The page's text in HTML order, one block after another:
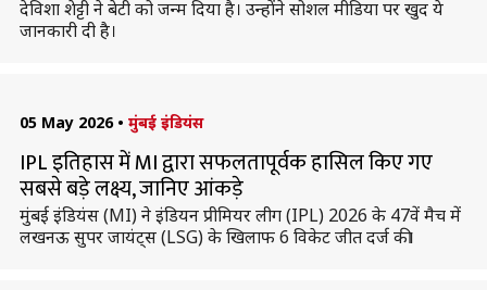
देविशा शेट्टी ने बेटी को जन्म दिया है। उन्होंने सोशल मीडिया पर खुद ये
जानकारी दी है।
05 May 2026 • मुंबई इंडियंस
IPL इतिहास में MI द्वारा सफलतापूर्वक हासिल किए गए
सबसे बड़े लक्ष्य, जानिए आंकड़े
मुंबई इंडियंस (MI) ने इंडियन प्रीमियर लीग (IPL) 2026 के 47वें मैच में
लखनऊ सुपर जायंट्स (LSG) के खिलाफ 6 विकेट जीत दर्ज की।